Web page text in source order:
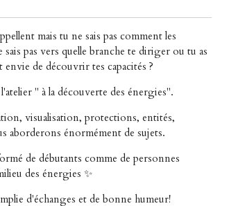
mais tu ne sais pas comment les
sais pas vers quelle branche te diriger ou tu as
de découvrir tes capacités ?
" à la découverte des énergies".
visualisation, protections, entités,
aborderons énormément de sujets.
de débutants comme de personnes
des énergies ✨
d'échanges et de bonne humeur!